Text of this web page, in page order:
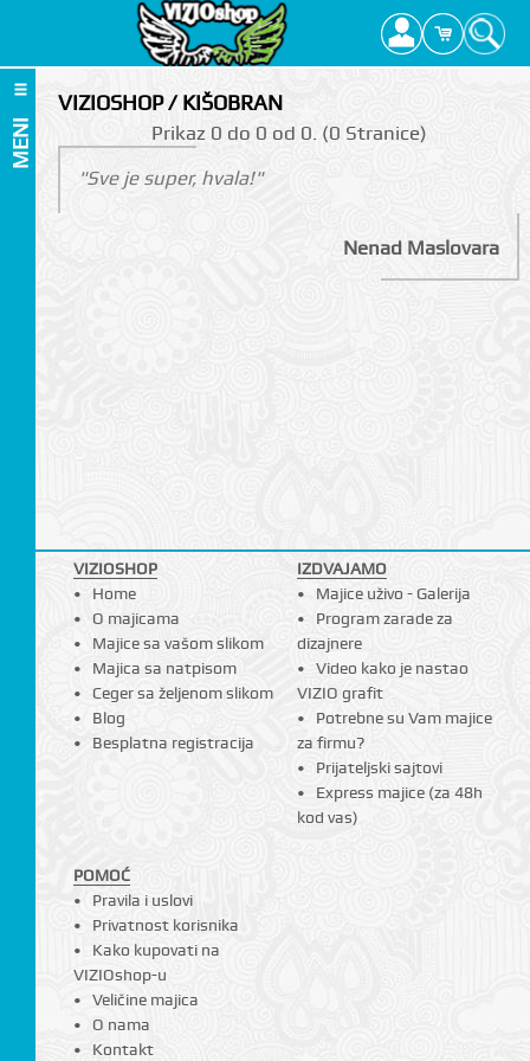
MENI
VIZIOSHOP / KIŠOBRAN
Prikаz 0 do 0 оd 0. (0 Strаnicе)
"Sve je super, hvala!"
Nenad Maslovara
VIZIOSHOP
Home
O majicama
Majice sa vašom slikom
Majica sa natpisom
Ceger sa željenom slikom
Blog
Besplatna registracija
IZDVAJAMO
Majice uživo - Galerija
Program zarade za
dizajnere
Video kako je nastao
VIZIO grafit
Potrebne su Vam majice
za firmu?
Prijateljski sajtovi
Express majice (za 48h
kod vas)
POMOĆ
Pravila i uslovi
Privatnost korisnika
Kako kupovati na
VIZIOshop-u
Veličine majica
O nama
Kontakt